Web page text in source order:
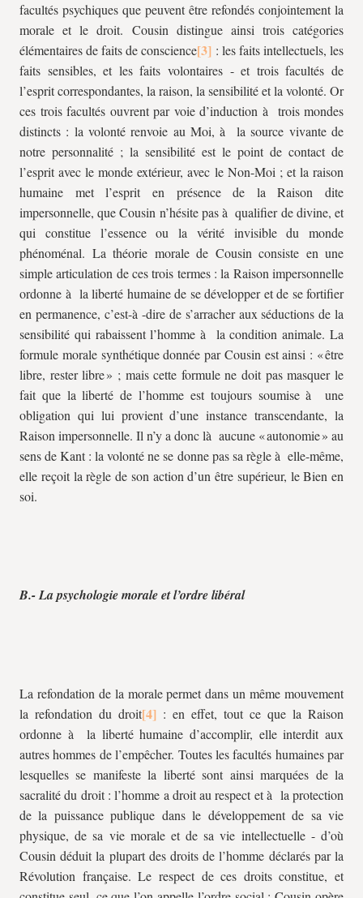
facultés psychiques que peuvent être refondés conjointement la
morale et le droit. Cousin distingue ainsi trois catégories
élémentaires de faits de conscience
: les faits intellectuels, les
faits sensibles, et les faits volontaires - et trois facultés de
l’esprit correspondantes, la raison, la sensibilité et la volonté. Or
ces trois facultés ouvrent par voie d’induction à trois mondes
distincts : la volonté renvoie au Moi, à la source vivante de
notre personnalité ; la sensibilité est le point de contact de
l’esprit avec le monde extérieur, avec le Non-Moi ; et la raison
humaine met l’esprit en présence de la Raison dite
impersonnelle, que Cousin n’hésite pas à qualifier de divine, et
qui constitue l’essence ou la vérité invisible du monde
phénoménal. La théorie morale de Cousin consiste en une
simple articulation de ces trois termes : la Raison impersonnelle
ordonne à la liberté humaine de se développer et de se fortifier
en permanence, c’est-à -dire de s’arracher aux séductions de la
sensibilité qui rabaissent l’homme à la condition animale. La
formule morale synthétique donnée par Cousin est ainsi : « être
libre, rester libre » ; mais cette formule ne doit pas masquer le
fait que la liberté de l’homme est toujours soumise à une
obligation qui lui provient d’une instance transcendante, la
Raison impersonnelle. Il n’y a donc là aucune « autonomie » au
sens de Kant : la volonté ne se donne pas sa règle à elle-même,
elle reçoit la règle de son action d’un être supérieur, le Bien en
soi.
B.- La psychologie morale et l’ordre libéral
La refondation de la morale permet dans un même mouvement
la refondation du droit
: en effet, tout ce que la Raison
ordonne à la liberté humaine d’accomplir, elle interdit aux
autres hommes de l’empêcher. Toutes les facultés humaines par
lesquelles se manifeste la liberté sont ainsi marquées de la
sacralité du droit : l’homme a droit au respect et à la protection
de la puissance publique dans le développement de sa vie
physique, de sa vie morale et de sa vie intellectuelle - d’où
Cousin déduit la plupart des droits de l’homme déclarés par la
Révolution française. Le respect de ces droits constitue, et